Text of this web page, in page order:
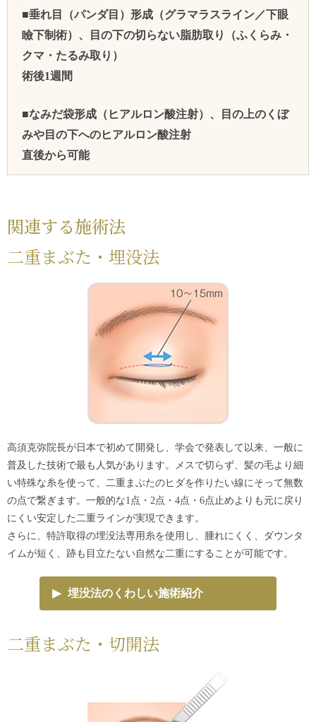
■垂れ目（パンダ目）形成（グラマラスライン／下眼
瞼下制術）、目の下の切らない脂肪取り（ふくらみ・
クマ・たるみ取り）
術後1週間
■なみだ袋形成（ヒアルロン酸注射）、目の上のくぼ
みや目の下へのヒアルロン酸注射
直後から可能
関連する施術法
二重まぶた・埋没法
高須克弥院長が日本で初めて開発し、学会で発表して以来、一般に
普及した技術で最も人気があります。メスで切らず、髪の毛より細
い特殊な糸を使って、二重まぶたのヒダを作りたい線にそって無数
の点で繋ぎます。一般的な1点・2点・4点・6点止めよりも元に戻り
にくい安定した二重ラインが実現できます。
さらに、特許取得の埋没法専用糸を使用し、腫れにくく、ダウンタ
イムが短く、跡も目立たない自然な二重にすることが可能です。
▶ 埋没法のくわしい施術紹介
二重まぶた・切開法